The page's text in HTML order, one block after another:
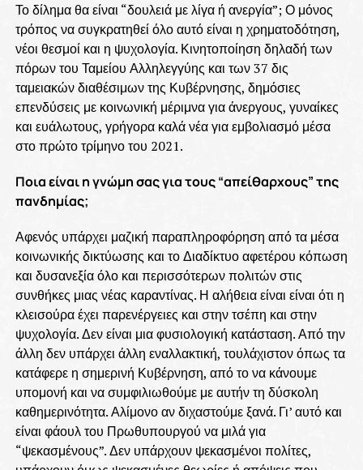
Το δίλημα θα είναι “δουλειά με λίγα ή ανεργία”; Ο μόνος
τρόπος να συγκρατηθεί όλο αυτό είναι η χρηματοδότηση,
νέοι θεσμοί και η ψυχολογία. Κινητοποίηση δηλαδή των
πόρων του Ταμείου Αλληλεγγύης και των 37 δις
ταμειακών διαθέσιμων της Κυβέρνησης, δημόσιες
επενδύσεις με κοινωνική μέριμνα για άνεργους, γυναίκες
και ευάλωτους, γρήγορα καλά νέα για εμβολιασμό μέσα
στο πρώτο τρίμηνο του 2021.
Ποια είναι η γνώμη σας για τους “απείθαρχους” της
πανδημίας;
Αφενός υπάρχει μαζική παραπληροφόρηση από τα μέσα
κοινωνικής δικτύωσης και το Διαδίκτυο αφετέρου κόπωση
και δυσανεξία όλο και περισσότερων πολιτών στις
συνθήκες μιας νέας καραντίνας. Η αλήθεια είναι είναι ότι η
κλεισούρα έχει παρενέργειες και στην τσέπη και στην
ψυχολογία. Δεν είναι μια φυσιολογική κατάσταση. Από την
άλλη δεν υπάρχει άλλη εναλλακτική, τουλάχιστον όπως τα
κατάφερε η σημερινή Κυβέρνηση, από το να κάνουμε
υπομονή και να συμφιλιωθούμε με αυτήν τη δύσκολη
καθημερινότητα. Αλίμονο αν διχαστούμε ξανά. Γι’ αυτό και
είναι φάουλ του Πρωθυπουργού να μιλά για
“ψεκασμένους”. Δεν υπάρχουν ψεκασμένοι πολίτες,